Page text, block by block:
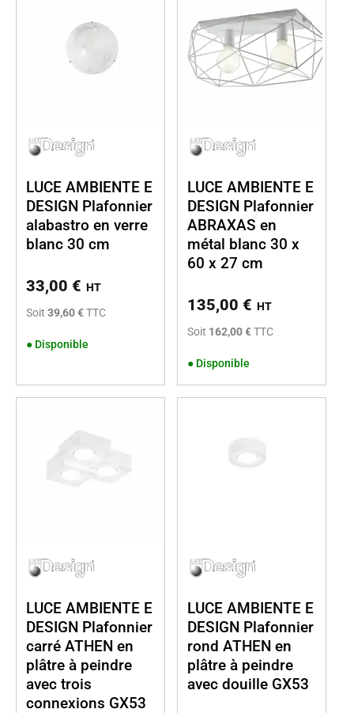
LUCE AMBIENTE E
DESIGN Plafonnier
alabastro en verre
blanc 30 cm
33,00 € HT
Soit 39,60 €TTC
● Disponible
LUCE AMBIENTE E
DESIGN Plafonnier
ABRAXAS en
métal blanc 30 x
60 x 27 cm
135,00 € HT
Soit 162,00 €TTC
● Disponible
LUCE AMBIENTE E
DESIGN Plafonnier
carré ATHEN en
plâtre à peindre
avec trois
connexions GX53
LUCE AMBIENTE E
DESIGN Plafonnier
rond ATHEN en
plâtre à peindre
avec douille GX53